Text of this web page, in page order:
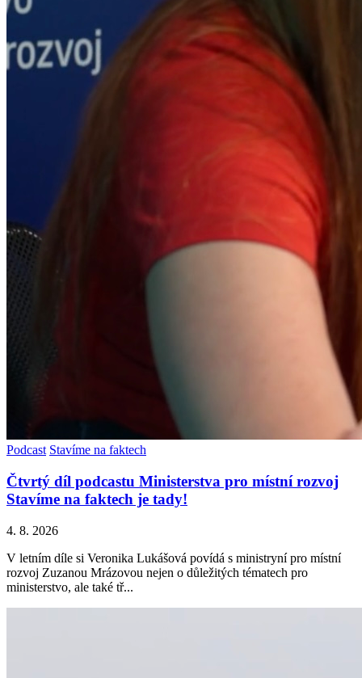
Podcast Stavíme na faktech
Čtvrtý díl podcastu Ministerstva pro místní rozvoj
Stavíme na faktech je tady!
4. 8. 2026
V letním díle si Veronika Lukášová povídá s ministryní pro místní
rozvoj Zuzanou Mrázovou nejen o důležitých tématech pro
ministerstvo, ale také tř...